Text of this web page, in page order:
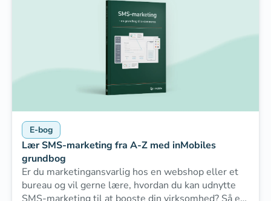
E-bog
Lær SMS-marketing fra A-Z med inMobiles
grundbog
Er du marketingansvarlig hos en webshop eller et
bureau og vil gerne lære, hvordan du kan udnytte